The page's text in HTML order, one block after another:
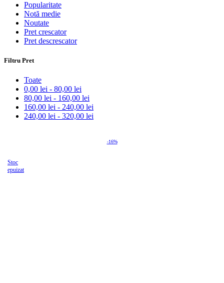
Popularitate
Notă medie
Noutate
Pret crescator
Pret descrescator
Filtru Pret
Toate
0,00 lei - 80,00 lei
80,00 lei - 160,00 lei
160,00 lei - 240,00 lei
240,00 lei - 320,00 lei
-16%
Stoc
epuizat